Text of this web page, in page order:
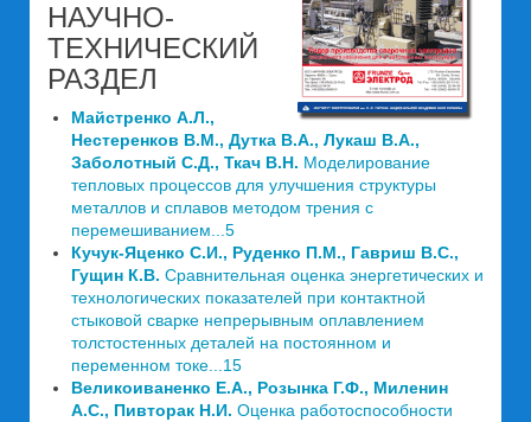
НАУЧНО-
ТЕХНИЧЕСКИЙ
РАЗДЕЛ
Майстренко А.Л.,
Нестеренков В.М., Дутка В.А., Лукаш В.А.,
Заболотный С.Д., Ткач В.Н. Моделирование
тепловых процессов для улучшения структуры
металлов и сплавов методом трения с
перемешиванием...5
Кучук-Яценко С.И., Руденко П.М., Гавриш В.С.,
Гущин К.В. Сравнительная оценка энергетических и
технологических показателей при контактной
стыковой сварке непрерывным оплавлением
толстостенных деталей на постоянном и
переменном токе...15
Великоиваненко Е.А., Розынка Г.Ф., Миленин
А.С., Пивторак Н.И. Оценка работоспособности